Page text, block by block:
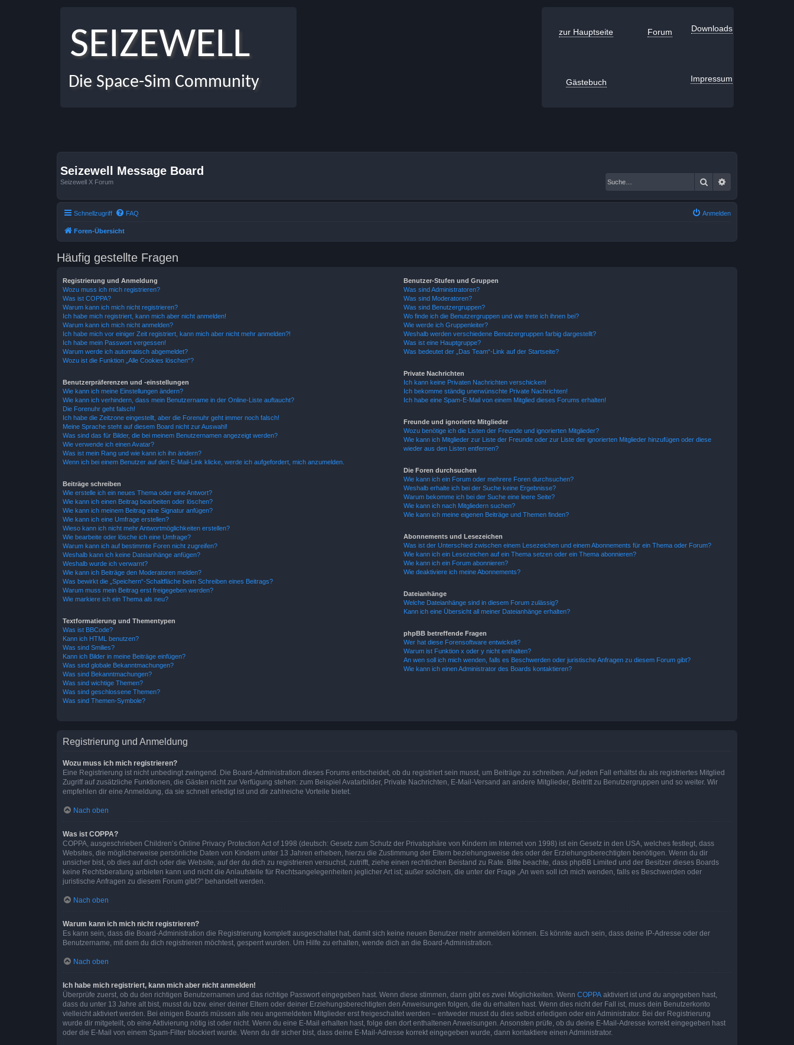
SEIZEWELL
Die Space-Sim Community
zur Hauptseite Forum Downloads
Gästebuch Impressum
Seizewell Message Board
Seizewell X Forum Suche
Schnellzugriff FAQ Anmelden
Foren-Übersicht
Häufig gestellte Fragen
Registrierung und Anmeldung
Wozu muss ich mich registrieren?
Was ist COPPA?
Warum kann ich mich nicht registrieren?
Ich habe mich registriert, kann mich aber nicht anmelden!
Warum kann ich mich nicht anmelden?
Ich habe mich vor einiger Zeit registriert, kann mich aber nicht mehr anmelden?!
Ich habe mein Passwort vergessen!
Warum werde ich automatisch abgemeldet?
Wozu ist die Funktion „Alle Cookies löschen“?
Benutzerpräferenzen und -einstellungen
Wie kann ich meine Einstellungen ändern?
Wie kann ich verhindern, dass mein Benutzername in der Online-Liste auftaucht?
Die Forenuhr geht falsch!
Ich habe die Zeitzone eingestellt, aber die Forenuhr geht immer noch falsch!
Meine Sprache steht auf diesem Board nicht zur Auswahl!
Was sind das für Bilder, die bei meinem Benutzernamen angezeigt werden?
Wie verwende ich einen Avatar?
Was ist mein Rang und wie kann ich ihn ändern?
Wenn ich bei einem Benutzer auf den E-Mail-Link klicke, werde ich aufgefordert, mich anzumelden.
Beiträge schreiben
Wie erstelle ich ein neues Thema oder eine Antwort?
Wie kann ich einen Beitrag bearbeiten oder löschen?
Wie kann ich meinem Beitrag eine Signatur anfügen?
Wie kann ich eine Umfrage erstellen?
Wieso kann ich nicht mehr Antwortmöglichkeiten erstellen?
Wie bearbeite oder lösche ich eine Umfrage?
Warum kann ich auf bestimmte Foren nicht zugreifen?
Weshalb kann ich keine Dateianhänge anfügen?
Weshalb wurde ich verwarnt?
Wie kann ich Beiträge den Moderatoren melden?
Was bewirkt die „Speichern“-Schaltfläche beim Schreiben eines Beitrags?
Warum muss mein Beitrag erst freigegeben werden?
Wie markiere ich ein Thema als neu?
Textformatierung und Thementypen
Was ist BBCode?
Kann ich HTML benutzen?
Was sind Smilies?
Kann ich Bilder in meine Beiträge einfügen?
Was sind globale Bekanntmachungen?
Was sind Bekanntmachungen?
Was sind wichtige Themen?
Was sind geschlossene Themen?
Was sind Themen-Symbole?
Benutzer-Stufen und Gruppen
Was sind Administratoren?
Was sind Moderatoren?
Was sind Benutzergruppen?
Wo finde ich die Benutzergruppen und wie trete ich ihnen bei?
Wie werde ich Gruppenleiter?
Weshalb werden verschiedene Benutzergruppen farbig dargestellt?
Was ist eine Hauptgruppe?
Was bedeutet der „Das Team“-Link auf der Startseite?
Private Nachrichten
Ich kann keine Privaten Nachrichten verschicken!
Ich bekomme ständig unerwünschte Private Nachrichten!
Ich habe eine Spam-E-Mail von einem Mitglied dieses Forums erhalten!
Freunde und ignorierte Mitglieder
Wozu benötige ich die Listen der Freunde und ignorierten Mitglieder?
Wie kann ich Mitglieder zur Liste der Freunde oder zur Liste der ignorierten Mitglieder hinzufügen oder diese
wieder aus den Listen entfernen?
Die Foren durchsuchen
Wie kann ich ein Forum oder mehrere Foren durchsuchen?
Weshalb erhalte ich bei der Suche keine Ergebnisse?
Warum bekomme ich bei der Suche eine leere Seite?
Wie kann ich nach Mitgliedern suchen?
Wie kann ich meine eigenen Beiträge und Themen finden?
Abonnements und Lesezeichen
Was ist der Unterschied zwischen einem Lesezeichen und einem Abonnements für ein Thema oder Forum?
Wie kann ich ein Lesezeichen auf ein Thema setzen oder ein Thema abonnieren?
Wie kann ich ein Forum abonnieren?
Wie deaktiviere ich meine Abonnements?
Dateianhänge
Welche Dateianhänge sind in diesem Forum zulässig?
Kann ich eine Übersicht all meiner Dateianhänge erhalten?
phpBB betreffende Fragen
Wer hat diese Forensoftware entwickelt?
Warum ist Funktion x oder y nicht enthalten?
An wen soll ich mich wenden, falls es Beschwerden oder juristische Anfragen zu diesem Forum gibt?
Wie kann ich einen Administrator des Boards kontaktieren?
Registrierung und Anmeldung
Wozu muss ich mich registrieren?
Eine Registrierung ist nicht unbedingt zwingend. Die Board-Administration dieses Forums entscheidet, ob du registriert sein musst, um Beiträge zu schreiben. Auf jeden Fall erhältst du als registriertes Mitglied
Zugriff auf zusätzliche Funktionen, die Gästen nicht zur Verfügung stehen: zum Beispiel Avatarbilder, Private Nachrichten, E-Mail-Versand an andere Mitglieder, Beitritt zu Benutzergruppen und so weiter. Wir
empfehlen dir eine Anmeldung, da sie schnell erledigt ist und dir zahlreiche Vorteile bietet.
Nach oben
Was ist COPPA?
COPPA, ausgeschrieben Children’s Online Privacy Protection Act of 1998 (deutsch: Gesetz zum Schutz der Privatsphäre von Kindern im Internet von 1998) ist ein Gesetz in den USA, welches festlegt, dass
Websites, die möglicherweise persönliche Daten von Kindern unter 13 Jahren erheben, hierzu die Zustimmung der Eltern beziehungsweise des oder der Erziehungsberechtigten benötigen. Wenn du dir
unsicher bist, ob dies auf dich oder die Website, auf der du dich zu registrieren versuchst, zutrifft, ziehe einen rechtlichen Beistand zu Rate. Bitte beachte, dass phpBB Limited und der Besitzer dieses Boards
keine Rechtsberatung anbieten kann und nicht die Anlaufstelle für Rechtsangelegenheiten jeglicher Art ist; außer solchen, die unter der Frage „An wen soll ich mich wenden, falls es Beschwerden oder
juristische Anfragen zu diesem Forum gibt?“ behandelt werden.
Nach oben
Warum kann ich mich nicht registrieren?
Es kann sein, dass die Board-Administration die Registrierung komplett ausgeschaltet hat, damit sich keine neuen Benutzer mehr anmelden können. Es könnte auch sein, dass deine IP-Adresse oder der
Benutzername, mit dem du dich registrieren möchtest, gesperrt wurden. Um Hilfe zu erhalten, wende dich an die Board-Administration.
Nach oben
Ich habe mich registriert, kann mich aber nicht anmelden!
Überprüfe zuerst, ob du den richtigen Benutzernamen und das richtige Passwort eingegeben hast. Wenn diese stimmen, dann gibt es zwei Möglichkeiten. Wenn COPPA aktiviert ist und du angegeben hast,
dass du unter 13 Jahre alt bist, musst du bzw. einer deiner Eltern oder deiner Erziehungsberechtigten den Anweisungen folgen, die du erhalten hast. Wenn dies nicht der Fall ist, muss dein Benutzerkonto
vielleicht aktiviert werden. Bei einigen Boards müssen alle neu angemeldeten Mitglieder erst freigeschaltet werden – entweder musst du dies selbst erledigen oder ein Administrator. Bei der Registrierung
wurde dir mitgeteilt, ob eine Aktivierung nötig ist oder nicht. Wenn du eine E-Mail erhalten hast, folge den dort enthaltenen Anweisungen. Ansonsten prüfe, ob du deine E-Mail-Adresse korrekt eingegeben hast
oder die E-Mail von einem Spam-Filter blockiert wurde. Wenn du dir sicher bist, dass deine E-Mail-Adresse korrekt eingegeben wurde, dann kontaktiere einen Administrator.